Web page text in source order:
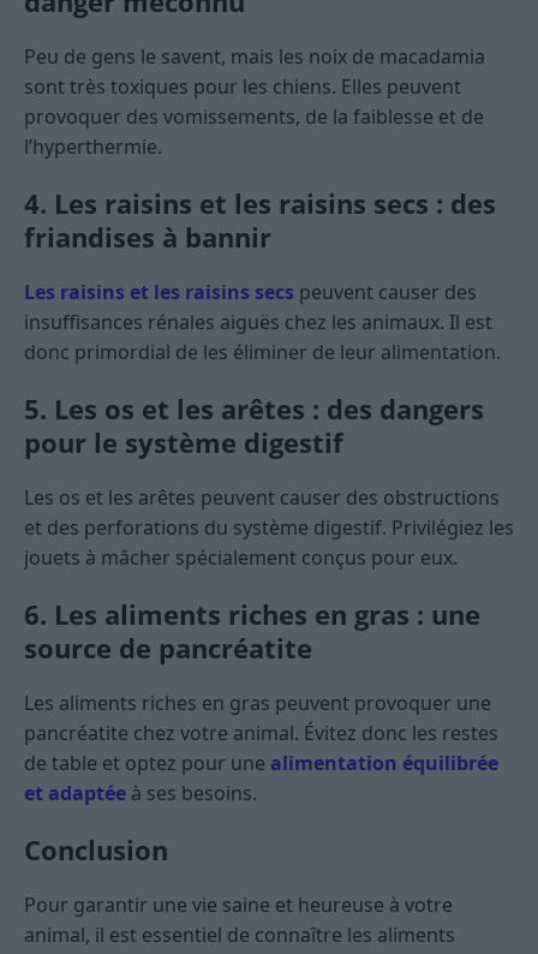
Peu de gens le savent, mais les noix de macadamia
sont très toxiques pour les chiens. Elles peuvent
provoquer des vomissements, de la faiblesse et de
l’hyperthermie.
4. Les raisins et les raisins secs : des
friandises à bannir
Les raisins et les raisins secs peuvent causer des
insuffisances rénales aiguës chez les animaux. Il est
donc primordial de les éliminer de leur alimentation.
5. Les os et les arêtes : des dangers
pour le système digestif
Les os et les arêtes peuvent causer des obstructions
et des perforations du système digestif. Privilégiez les
jouets à mâcher spécialement conçus pour eux.
6. Les aliments riches en gras : une
source de pancréatite
Les aliments riches en gras peuvent provoquer une
pancréatite chez votre animal. Évitez donc les restes
de table et optez pour une alimentation équilibrée
et adaptée à ses besoins.
Conclusion
Pour garantir une vie saine et heureuse à votre
animal, il est essentiel de connaître les aliments